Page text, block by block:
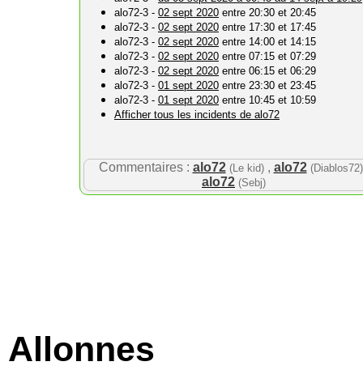
alo72-3 - 02 sept 2020 entre 20:30 et 20:45
alo72-3 - 02 sept 2020 entre 17:30 et 17:45
alo72-3 - 02 sept 2020 entre 14:00 et 14:15
alo72-3 - 02 sept 2020 entre 07:15 et 07:29
alo72-3 - 02 sept 2020 entre 06:15 et 06:29
alo72-3 - 01 sept 2020 entre 23:30 et 23:45
alo72-3 - 01 sept 2020 entre 10:45 et 10:59
Afficher tous les incidents de alo72
Commentaires : alo72 (Le kid), alo72 (Diablos72)
alo72 (Sebj)
Allonnes